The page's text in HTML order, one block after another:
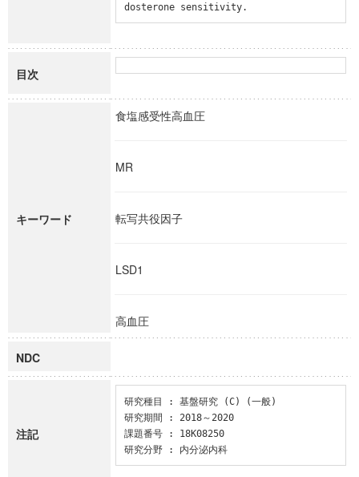
dosterone sensitivity.
目次
キーワード
食塩感受性高血圧
MR
転写共役因子
LSD1
高血圧
NDC
注記
研究種目 : 基盤研究 (C) (一般)
研究期間 : 2018～2020
課題番号 : 18K08250
研究分野 : 内分泌内科